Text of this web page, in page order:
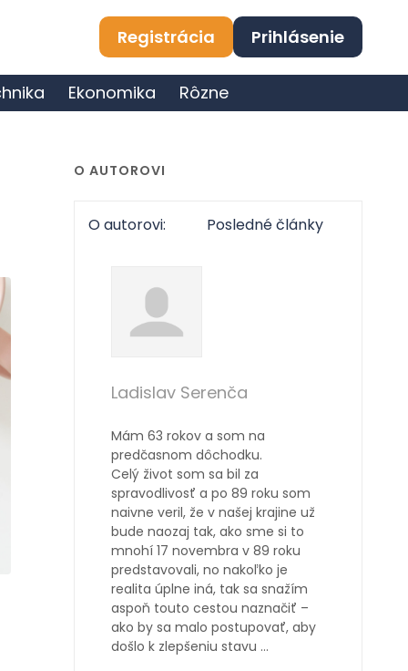
Registrácia Prihlásenie
Ekonomika Rôzne
O AUTOROVI
O autorovi: Posledné články
Ladislav Serenča
Mám 63 rokov a som na
predčasnom dôchodku.
Celý život som sa bil za
spravodlivosť a po 89 roku som
naivne veril, že v našej krajine už
bude naozaj tak, ako sme si to
mnohí 17 novembra v 89 roku
predstavovali, no nakoľko je
realita úplne iná, tak sa snažím
aspoň touto cestou naznačiť –
ako by sa malo postupovať, aby
došlo k zlepšeniu stavu …